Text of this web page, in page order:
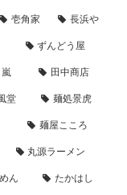
壱角家 長浜や
ずんどう屋
嵐 田中商店
堂 麺処景虎
麺屋こころ
丸源ラーメン
ん たかはし